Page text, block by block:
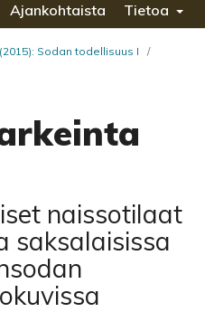
Ajankohtaista Tietoa
Sodan todellisuus I
/
naissotilaat
saksalaisissa